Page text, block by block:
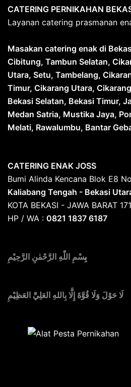
CATERING PERNIKAHAN
Layanan catering prasmanan
Masakan catering enak di
Cibitung, Tambun Selatan,
Utara, Setu, Tambelang,
Timur, Cikarang Utara,
Bekasi Selatan, Bekasi Timur,
Medan Satria, Mustika Jaya,
Melati, Rawalumbu, Bantar
CATERING ENAK JOSS
Bumi Alinda Kencana Blok E8
Kaliabang Tengah - Bekasi
KOTA BEKASI - JAWA BARAT
HP / WA : 0821 1837 6187
بِسْمِ اللّٰهِ الرَّحْمٰنِ الرَّحِيْمِ
لَا حَوْلَ وَلَا قُوَّةَ إِلَّا بِاللهِ العَلِيِّ العَظِيْمِ